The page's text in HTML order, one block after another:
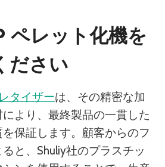
レット化機を
ださい
タイザーは、その精密な加
より、最終製品の一貫した
保証します。顧客からのフ
と、Shuliy社のプラスチッ